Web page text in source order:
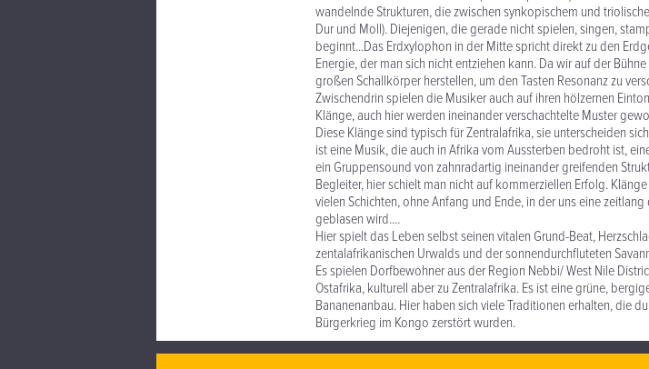
wandelnde Strukturen, die zwischen synkopischem und
Dur und Moll). Diejenigen, die gerade nicht spielen, singen,
beginnt...Das Erdxylophon in der Mitte spricht direkt zu den
Energie, der man sich nicht entziehen kann. Da wir auf der
großen Schallkörper herstellen, um den Tasten Resonanz zu
Zwischendrin spielen die Musiker auch auf ihren hölzernen
Klänge, auch hier werden ineinander verschachtelte Muster
Diese Klänge sind typisch für Zentralafrika, sie unterscheiden
ist eine Musik, die auch in Afrika vom Aussterben bedroht ist,
ein Gruppensound von zahnradartig ineinander greifenden
Begleiter, hier schielt man nicht auf kommerziellen Erfolg.
vielen Schichten, ohne Anfang und Ende, in der uns eine
geblasen wird....
Hier spielt das Leben selbst seinen vitalen Grund-Beat,
zentalafrikanischen Urwalds und der sonnendurchfluteten
Es spielen Dorfbewohner aus der Region Nebbi/ West Nile
Ostafrika, kulturell aber zu Zentralafrika. Es ist eine grüne,
Bananenanbau. Hier haben sich viele Traditionen erhalten, die
Bürgerkrieg im Kongo zerstört wurden.